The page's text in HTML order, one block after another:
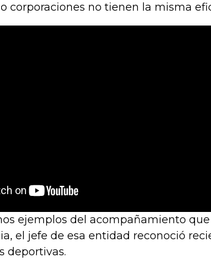
corporaciones no tienen la misma
ejemplos del acompañamiento
el jefe de esa entidad reconoció
deportivas.